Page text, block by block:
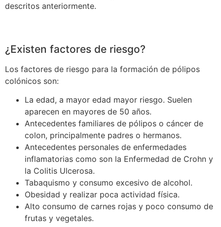
descritos anteriormente.
¿Existen factores de riesgo?
Los factores de riesgo para la formación de pólipos
colónicos son:
La edad, a mayor edad mayor riesgo. Suelen
aparecen en mayores de 50 años.
Antecedentes familiares de pólipos o cáncer de
colon, principalmente padres o hermanos.
Antecedentes personales de enfermedades
inflamatorias como son la Enfermedad de Crohn y
la Colitis Ulcerosa.
Tabaquismo y consumo excesivo de alcohol.
Obesidad y realizar poca actividad física.
Alto consumo de carnes rojas y poco consumo de
frutas y vegetales.